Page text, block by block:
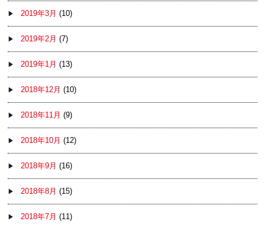
2019年3月 (10)
2019年2月 (7)
2019年1月 (13)
2018年12月 (10)
2018年11月 (9)
2018年10月 (12)
2018年9月 (16)
2018年8月 (15)
2018年7月 (11)